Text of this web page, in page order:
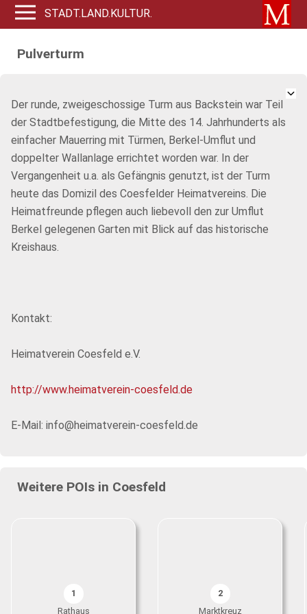
STADT.LAND.KULTUR.
Pulverturm
Der runde, zweigeschossige Turm aus Backstein war Teil
der Stadtbefestigung, die Mitte des 14. Jahrhunderts als
einfacher Mauerring mit Türmen, Berkel-Umflut und
doppelter Wallanlage errichtet worden war. In der
Vergangenheit u.a. als Gefängnis genutzt, ist der Turm
heute das Domizil des Coesfelder Heimatvereins. Die
Heimatfreunde pflegen auch liebevoll den zur Umflut
Berkel gelegenen Garten mit Blick auf das historische
Kreishaus.
Kontakt:
Heimatverein Coesfeld e.V.
http://www.heimatverein-coesfeld.de
E-Mail: info@heimatverein-coesfeld.de
Weitere POIs in Coesfeld
1
Rathaus
2
Marktkreuz